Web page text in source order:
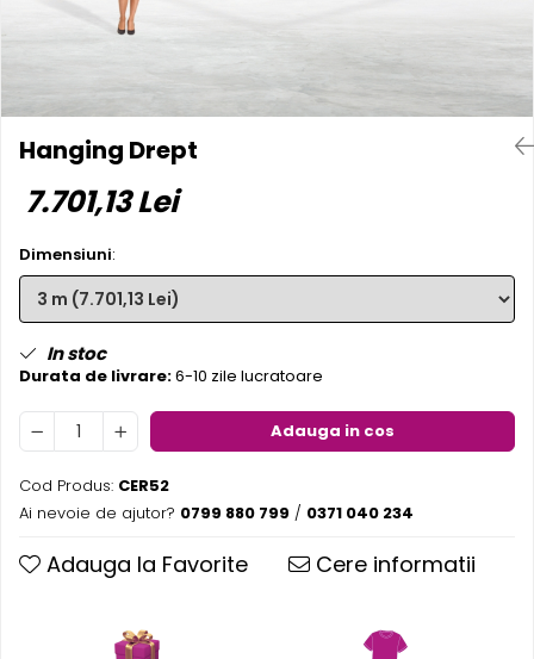
Suspendate
Green Screen
Lightbox
Accesorii
Deskuri
Pereti
Mobilier portabil
Accesorii
Mese
Scaune
Outdoor
Accesorii
Corturi Pliabile
Steaguri
Standuri Mari
Hanging Drept
7.701,13 Lei
Dimensiuni:
In stoc
Durata de livrare:6-10 zile lucratoare
Adauga in cos
Cod Produs: CER52
Ai nevoie de ajutor? 0799 880 799 / 0371 040 234
Adauga la Favorite Cere informatii